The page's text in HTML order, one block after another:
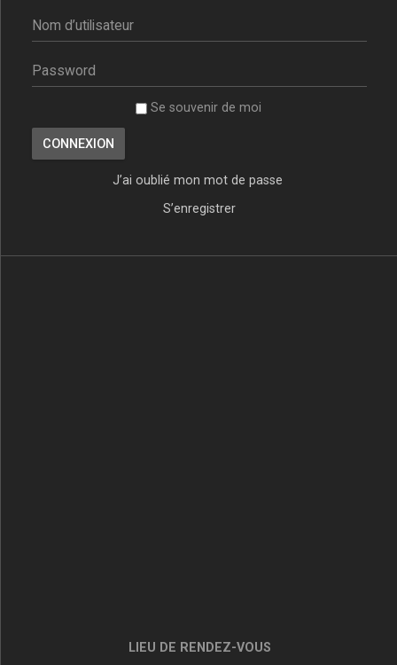
Se souvenir de moi
J’ai oublié mon mot de passe
S’enregistrer
LIEU DE RENDEZ-VOUS